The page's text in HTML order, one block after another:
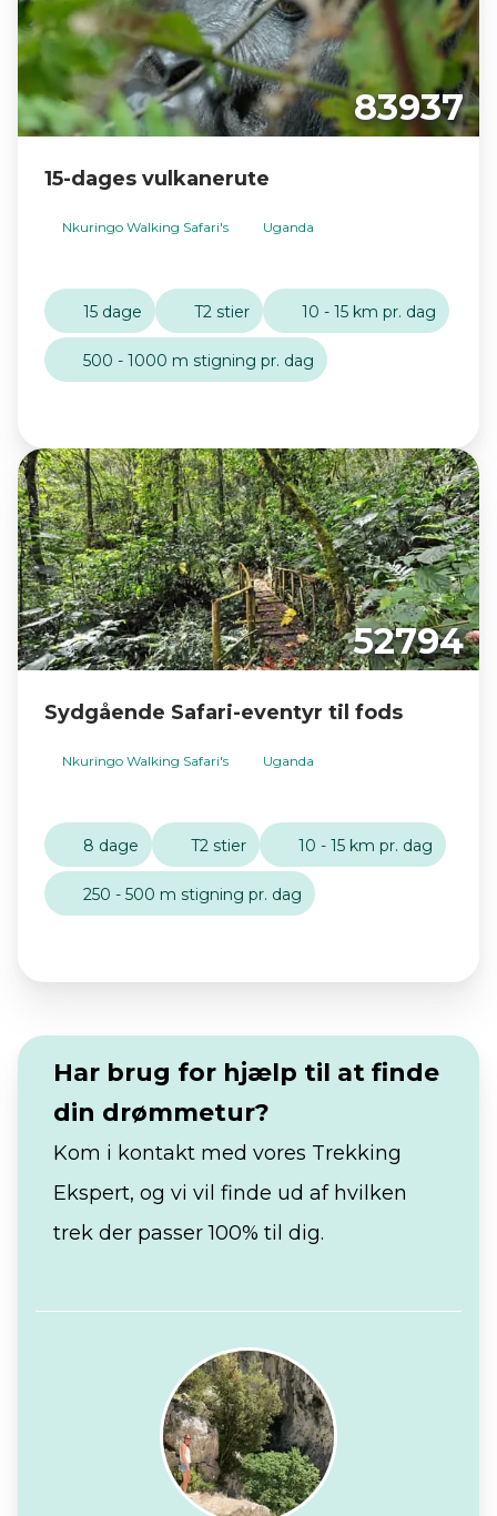
83937
15-dages vulkanerute
Nkuringo Walking Safari's Uganda
15 dage T2 stier 10 - 15 km pr. dag
500 - 1000 m stigning pr. dag
52794
Sydgående Safari-eventyr til fods
Nkuringo Walking Safari's Uganda
8 dage T2 stier 10 - 15 km pr. dag
250 - 500 m stigning pr. dag
Har brug for hjælp til at finde
din drømmetur?
Kom i kontakt med vores Trekking
Ekspert, og vi vil finde ud af hvilken
trek der passer 100% til dig.